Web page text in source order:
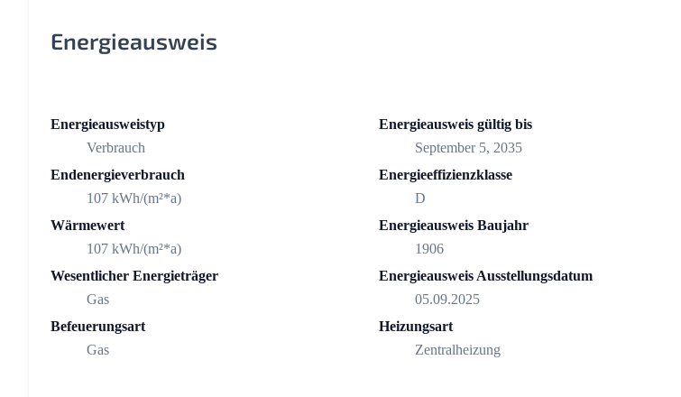
Energieausweis
Energieausweistyp
Verbrauch
Energieausweis gültig bis
September 5, 2035
Endenergieverbrauch
107 kWh/(m²*a)
Energieeffizienzklasse
D
Wärmewert
107 kWh/(m²*a)
Energieausweis Baujahr
1906
Wesentlicher Energieträger
Gas
Energieausweis Ausstellungsdatum
05.09.2025
Befeuerungsart
Gas
Heizungsart
Zentralheizung